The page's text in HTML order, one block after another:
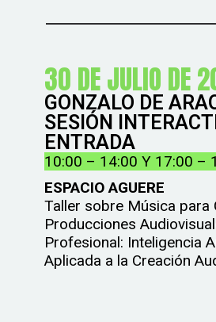
30 DE JULIO DE
GONZALO DE
SESIÓN
ENTRADA
10:00 – 14:00 Y 17:00 –
ESPACIO AGUERE
Taller sobre Música para
Producciones
Profesional: Inteligencia
Aplicada a la Creación